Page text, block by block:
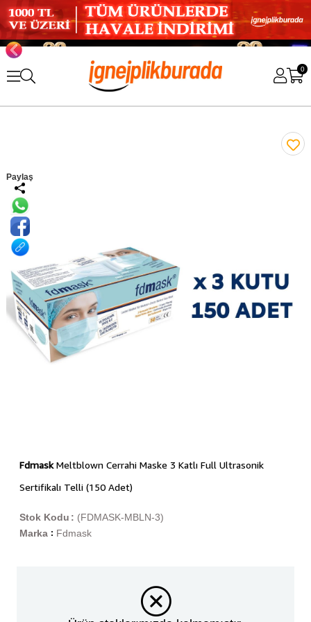
0
Paylaş
FdmaskMeltblown Cerrahi Maske 3 Katlı Full Ultrasonik
Sertifikalı Telli (150 Adet)
(FDMASK-MBLN-3)
Stok Kodu
Marka : Fdmask